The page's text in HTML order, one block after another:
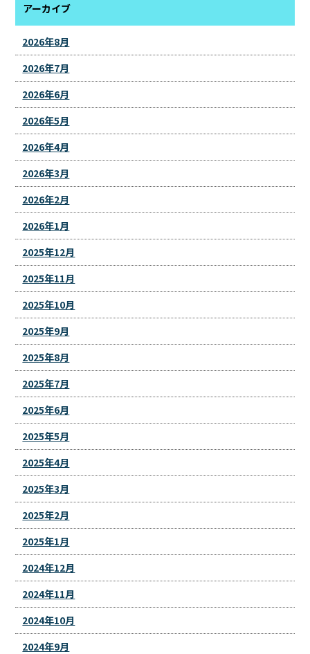
アーカイブ
2026年8月
2026年7月
2026年6月
2026年5月
2026年4月
2026年3月
2026年2月
2026年1月
2025年12月
2025年11月
2025年10月
2025年9月
2025年8月
2025年7月
2025年6月
2025年5月
2025年4月
2025年3月
2025年2月
2025年1月
2024年12月
2024年11月
2024年10月
2024年9月